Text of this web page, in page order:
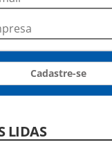
Cadastre-se
LIDAS